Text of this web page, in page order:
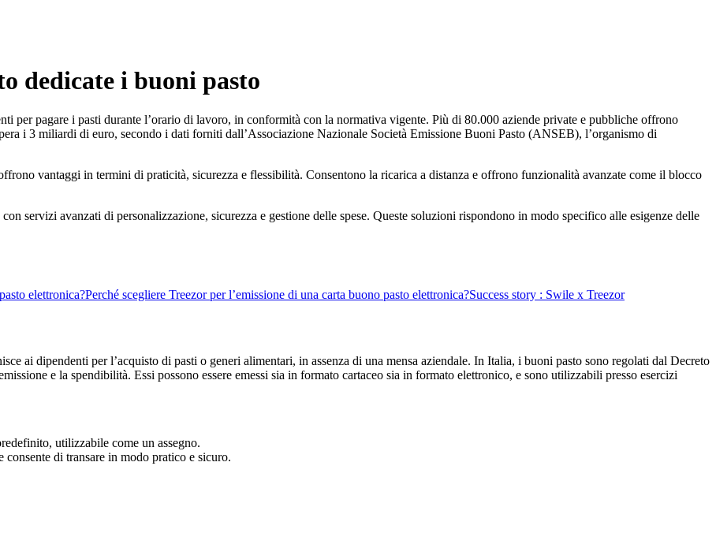
dedicate i buoni pasto
per pagare i pasti durante l’orario di lavoro, in conformità con la normativa vigente. Più di 80.000 aziende private e pubbliche offrono
i 3 miliardi di euro, secondo i dati forniti dall’Associazione Nazionale Società Emissione Buoni Pasto (ANSEB), l’organismo di
vantaggi in termini di praticità, sicurezza e flessibilità. Consentono la ricarica a distanza e offrono funzionalità avanzate come il blocco
servizi avanzati di personalizzazione, sicurezza e gestione delle spese. Queste soluzioni rispondono in modo specifico alle esigenze delle
elettronica?Perché scegliere Treezor per l’emissione di una carta buono pasto elettronica?Success story : Swile x Treezor
ai dipendenti per l’acquisto di pasti o generi alimentari, in assenza di una mensa aziendale. In Italia, i buoni pasto sono regolati dal Decreto
e la spendibilità. Essi possono essere emessi sia in formato cartaceo sia in formato elettronico, e sono utilizzabili presso esercizi
utilizzabile come un assegno.
di transare in modo pratico e sicuro.